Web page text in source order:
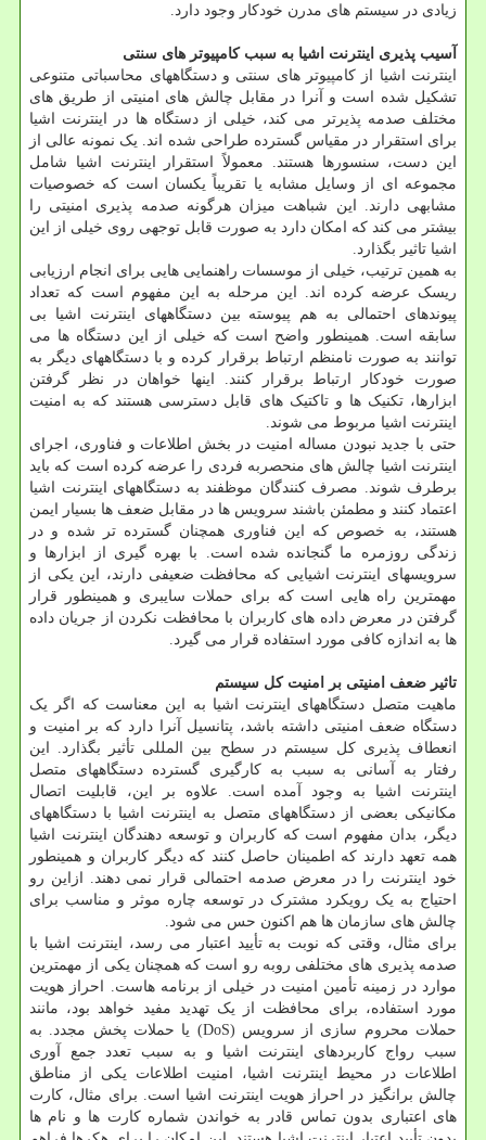
زیادی در سیستم های مدرن خودکار وجود دارد.
آسیب پذیری اینترنت اشیا به سبب کامپیوتر های سنتی
اینترنت اشیا از کامپیوتر های سنتی و دستگاههای محاسباتی متنوعی
تشکیل شده است و آنرا در مقابل چالش های امنیتی از طریق های
مختلف صدمه پذیرتر می کند، خیلی از دستگاه ها در اینترنت اشیا
برای استقرار در مقیاس گسترده طراحی شده اند. یک نمونه عالی از
این دست، سنسورها هستند. معمولاً استقرار اینترنت اشیا شامل
مجموعه ای از وسایل مشابه یا تقریباً یکسان است که خصوصیات
مشابهی دارند. این شباهت میزان هرگونه صدمه پذیری امنیتی را
بیشتر می کند که امکان دارد به صورت قابل توجهی روی خیلی از این
اشیا تاثیر بگذارد.
به همین ترتیب، خیلی از موسسات راهنمایی هایی برای انجام ارزیابی
ریسک عرضه کرده اند. این مرحله به این مفهوم است که تعداد
پیوندهای احتمالی به هم پیوسته بین دستگاههای اینترنت اشیا بی
سابقه است. همینطور واضح است که خیلی از این دستگاه ها می
توانند به صورت نامنظم ارتباط برقرار کرده و با دستگاههای دیگر به
صورت خودکار ارتباط برقرار کنند. اینها خواهان در نظر گرفتن
ابزارها، تکنیک ها و تاکتیک های قابل دسترسی هستند که به امنیت
اینترنت اشیا مربوط می شوند.
حتی با جدید نبودن مساله امنیت در بخش اطلاعات و فناوری، اجرای
اینترنت اشیا چالش های منحصربه فردی را عرضه کرده است که باید
برطرف شوند. مصرف کنندگان موظفند به دستگاههای اینترنت اشیا
اعتماد کنند و مطمئن باشند سرویس ها در مقابل ضعف ها بسیار ایمن
هستند، به خصوص که این فناوری همچنان گسترده تر شده و در
زندگی روزمره ما گنجانده شده است. با بهره گیری از ابزارها و
سرویسهای اینترنت اشیایی که محافظت ضعیفی دارند، این یکی از
مهمترین راه هایی است که برای حملات سایبری و همینطور قرار
گرفتن در معرض داده های کاربران با محافظت نکردن از جریان داده
ها به اندازه کافی مورد استفاده قرار می گیرد.
تاثیر ضعف امنیتی بر امنیت کل سیستم
ماهیت متصل دستگاههای اینترنت اشیا به این معناست که اگر یک
دستگاه ضعف امنیتی داشته باشد، پتانسیل آنرا دارد که بر امنیت و
انعطاف پذیری کل سیستم در سطح بین المللی تأثیر بگذارد. این
رفتار به آسانی به سبب به کارگیری گسترده دستگاههای متصل
اینترنت اشیا به وجود آمده است. علاوه بر این، قابلیت اتصال
مکانیکی بعضی از دستگاههای متصل به اینترنت اشیا با دستگاههای
دیگر، بدان مفهوم است که کاربران و توسعه دهندگان اینترنت اشیا
همه تعهد دارند که اطمینان حاصل کنند که دیگر کاربران و همینطور
خود اینترنت را در معرض صدمه احتمالی قرار نمی دهند. ازاین رو
احتیاج به یک رویکرد مشترک در توسعه چاره موثر و مناسب برای
چالش های سازمان ها هم اکنون حس می شود.
برای مثال، وقتی که نوبت به تأیید اعتبار می رسد، اینترنت اشیا با
صدمه پذیری های مختلفی روبه رو است که همچنان یکی از مهمترین
موارد در زمینه تأمین امنیت در خیلی از برنامه هاست. احراز هویت
مورد استفاده، برای محافظت از یک تهدید مفید خواهد بود، مانند
حملات محروم سازی از سرویس (DoS) یا حملات پخش مجدد. به
سبب رواج کاربردهای اینترنت اشیا و به سبب تعدد جمع آوری
اطلاعات در محیط اینترنت اشیا، امنیت اطلاعات یکی از مناطق
چالش برانگیز در احراز هویت اینترنت اشیا است. برای مثال، کارت
های اعتباری بدون تماس قادر به خواندن شماره کارت ها و نام ها